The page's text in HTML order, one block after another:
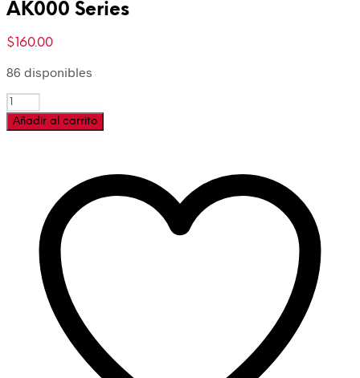
AK000 Series
$160.00
86 disponibles
Cantidad
Añadir al carrito